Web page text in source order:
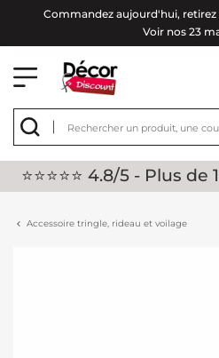
Commandez aujourd'hui,
Voir nos 23
⭐⭐⭐⭐⭐ 4.8/5 - Plus
Accessoire tringle, rideau et voilage